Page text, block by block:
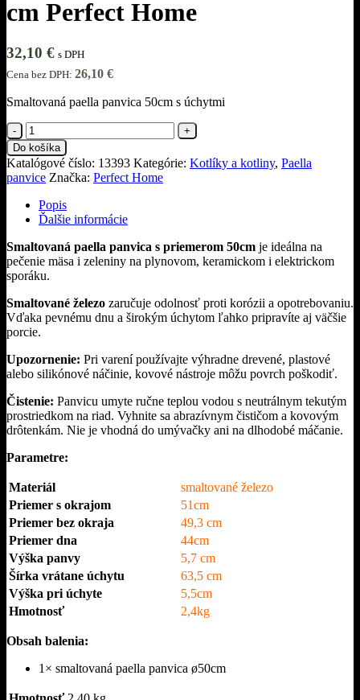
cm Perfect Home
32,10 € s DPH
Cena bez DPH: 26,10 €
Smaltovaná paella panvica 50cm s úchytmi
množstvo
Paella
panvica
smaltovaná
50
cm
Perfect
Home
Do košíka
Katalógové číslo: 13393 Kategórie: Kotlíky a kotliny, Paella
panvice Značka: Perfect Home
Popis
Ďalšie informácie
Smaltovaná paella panvica s priemerom 50cm je ideálna na
pečenie mäsa i zeleniny na plynovom, keramickom i elektrickom
sporáku.
Smaltované železo zaručuje odolnosť proti korózii a opotrebovaniu.
Vďaka pevnému dnu a širokým úchytom ľahko pripravíte aj väčšie
porcie.
Upozornenie: Pri varení používajte výhradne drevené, plastové
alebo silikónové náčinie, kovové nástroje môžu povrch poškodiť.
Čistenie: Panvicu umyte ručne teplou vodou s neutrálnym tekutým
prostriedkom na riad. Vyhnite sa abrazívnym čističom a kovovým
drôtenkám. Nie je vhodná do umývačky ani na dlhodobé máčanie.
Parametre:
Materiál
smaltované železo
Priemer s okrajom
51cm
Priemer bez okraja
49,3 cm
Priemer dna
44cm
Výška panvy
5,7 cm
Šírka vrátane úchytu
63,5 cm
Výška pri úchyte
5,5cm
Hmotnosť
2,4kg
Obsah balenia:
1× smaltovaná paella panvica ø50cm